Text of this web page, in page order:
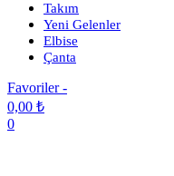
Takım
Yeni Gelenler
Elbise
Çanta
Favoriler -
0,00 ₺
0